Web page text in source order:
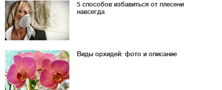
5 способов избавиться от плесени
навсегда
Виды орхидей: фото и описание